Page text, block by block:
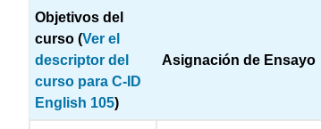
Objetivos del
curso (Ver el
descriptor del
curso para C-ID
English 105)
Asignación de Ensayo